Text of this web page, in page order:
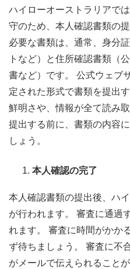
ハイローオーストラリアで
守のため、本人確認書類の
必要な書類は、通常、身分
トなど）と住所確認書類（
書など）です。 公式ウェブ
定された形式で書類を提出
鮮明さや、情報が全て読み
提出する前に、書類の内容
しょう。
本人確認の完了
本人確認書類の提出後、ハ
が行われます。 審査に通過
れます。 審査に時間がかか
ず待ちましょう。 審査に不
がメールで伝えられること